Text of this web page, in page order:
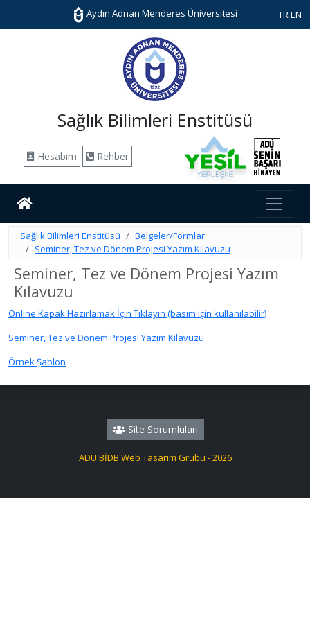
Aydın Adnan Menderes Üniversitesi TR EN
Sağlık Bilimleri Enstitüsü
Hesabım Rehber
Sağlık Bilimleri Enstitüsü
Belgeler/Formlar
Seminer, Tez ve Dönem Projesi Yazım Kılavuzu
Seminer, Tez ve Dönem Projesi Yazım
Kılavuzu
Online Kapak Hazırlamak İçin Tıklayın (basım için kullanılabilir)
Seminer, Tez ve Dönem Projesi Yazım Kılavuzu
Örnek Şablon
Site Sorumluları
ADÜ BİDB Web Tasarım Grubu - 2026